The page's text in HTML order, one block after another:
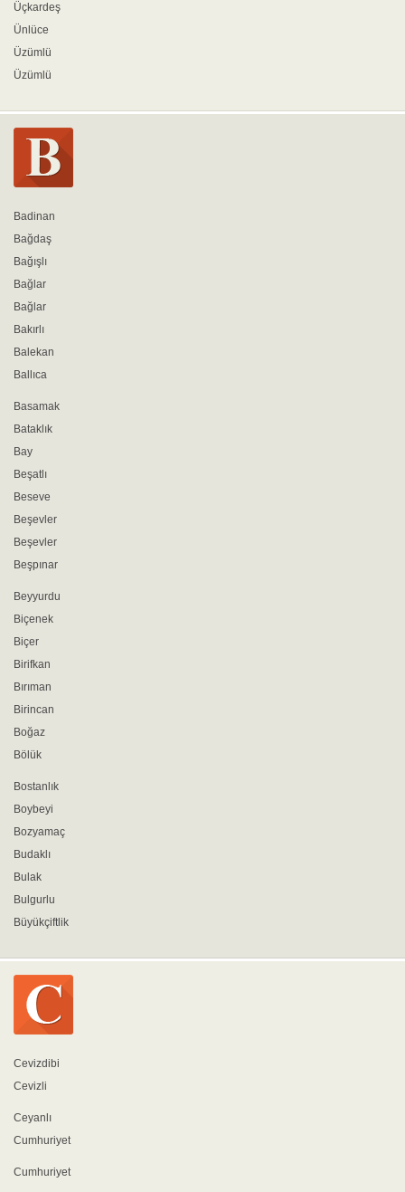
Üçkardeş
Ünlüce
Üzümlü
Üzümlü
Badinan
Bağdaş
Bağışlı
Bağlar
Bağlar
Bakırlı
Balekan
Ballıca
Basamak
Bataklık
Bay
Beşatlı
Beseve
Beşevler
Beşevler
Beşpınar
Beyyurdu
Biçenek
Biçer
Birifkan
Bırıman
Birincan
Boğaz
Bölük
Bostanlık
Boybeyi
Bozyamaç
Budaklı
Bulak
Bulgurlu
Büyükçiftlik
Cevizdibi
Cevizli
Ceyanlı
Cumhuriyet
Cumhuriyet